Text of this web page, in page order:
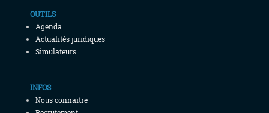
OUTILS
Agenda
Actualités juridiques
Simulateurs
INFOS
Nous connaitre